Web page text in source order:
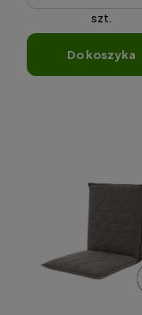
szt.
do koszyka